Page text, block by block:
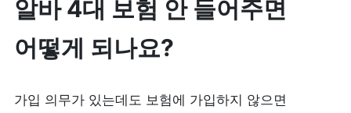
알바 4대 보험 안 들어주면
어떻게 되나요?
가입 의무가 있는데도 보험에 가입하지 않으면